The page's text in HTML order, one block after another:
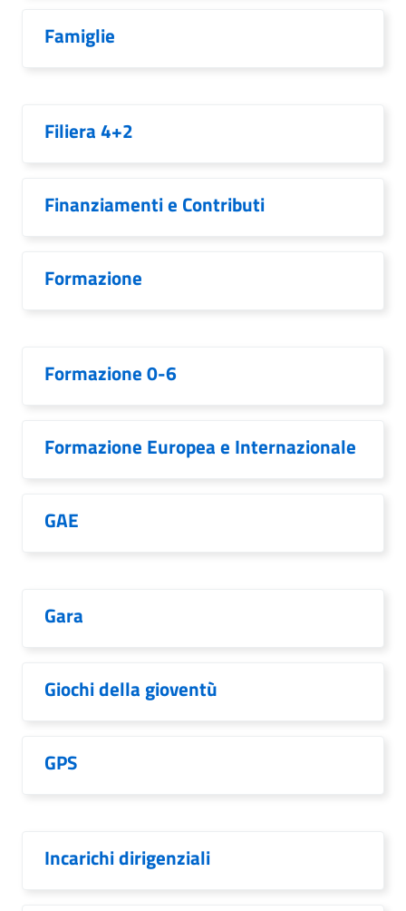
Famiglie
Filiera 4+2
Finanziamenti e Contributi
Formazione
Formazione 0-6
Formazione Europea e Internazionale
GAE
Gara
Giochi della gioventù
GPS
Incarichi dirigenziali